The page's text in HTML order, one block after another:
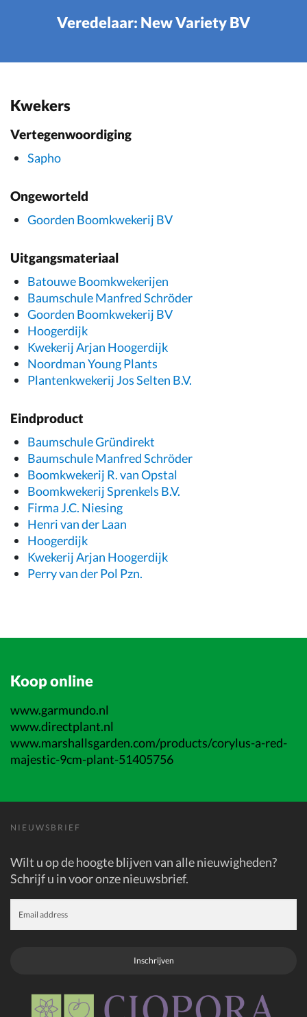
Veredelaar: New Variety BV
Kwekers
Vertegenwoordiging
Sapho
Ongeworteld
Goorden Boomkwekerij BV
Uitgangsmateriaal
Batouwe Boomkwekerijen
Baumschule Manfred Schröder
Goorden Boomkwekerij BV
Hoogerdijk
Kwekerij Arjan Hoogerdijk
Noordman Young Plants
Plantenkwekerij Jos Selten B.V.
Eindproduct
Baumschule Gründirekt
Baumschule Manfred Schröder
Boomkwekerij R. van Opstal
Boomkwekerij Sprenkels B.V.
Firma J.C. Niesing
Henri van der Laan
Hoogerdijk
Kwekerij Arjan Hoogerdijk
Perry van der Pol Pzn.
Koop online
www.garmundo.nl
www.directplant.nl
www.marshallsgarden.com/products/corylus-a-red-
majestic-9cm-plant-51405756
NIEUWSBRIEF
Wilt u op de hoogte blijven van alle nieuwigheden?
Schrijf u in voor onze nieuwsbrief.
Inschrijven